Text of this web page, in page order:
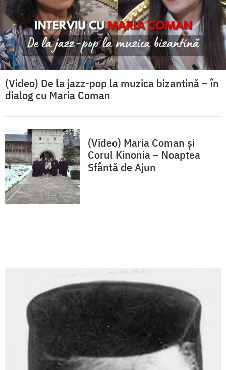
(Video) De la jazz-pop la muzica bizantină – în
dialog cu Maria Coman
(Video) Maria Coman și
Corul Kinonia – Noaptea
Sfântă de Ajun